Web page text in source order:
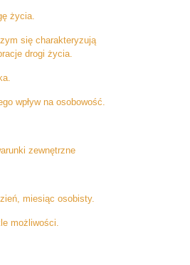
życia.
się charakteryzują
drogi życia.
wpływ na osobowość.
zewnętrzne
miesiąc osobisty.
możliwości.